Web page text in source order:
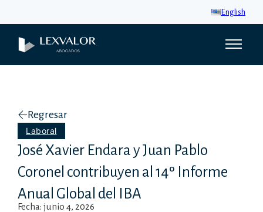
English
Regresar
Laboral
José Xavier Endara y Juan Pablo
Coronel contribuyen al 14º Informe
Anual Global del IBA
Fecha: junio 4, 2026